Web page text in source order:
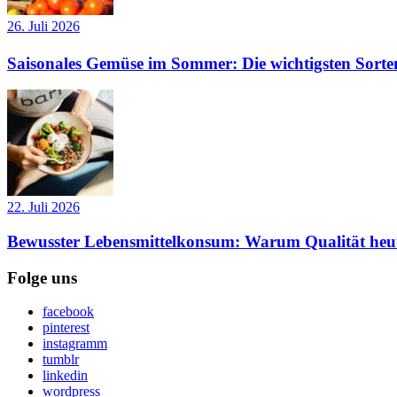
26. Juli 2026
Saisonales Gemüse im Sommer: Die wichtigsten
22. Juli 2026
Bewusster Lebensmittelkonsum: Warum Qualität
Folge uns
facebook
pinterest
instagramm
tumblr
linkedin
wordpress